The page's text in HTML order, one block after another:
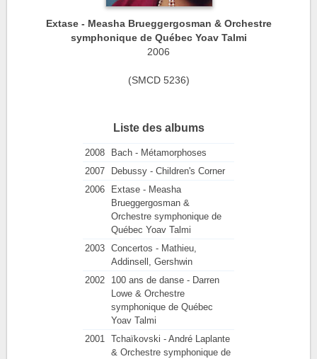
Extase - Measha Brueggergosman & Orchestre
symphonique de Québec Yoav Talmi
2006
(SMCD 5236)
Liste des albums
2008
Bach - Métamorphoses
2007
Debussy - Children's Corner
2006
Extase - Measha
Brueggergosman &
Orchestre symphonique de
Québec Yoav Talmi
2003 Concertos - Mathieu,
Addinsell, Gershwin
2002
100 ans de danse - Darren
Lowe & Orchestre
symphonique de Québec
Yoav Talmi
2001 Tchaïkovski - André Laplante
& Orchestre symphonique de